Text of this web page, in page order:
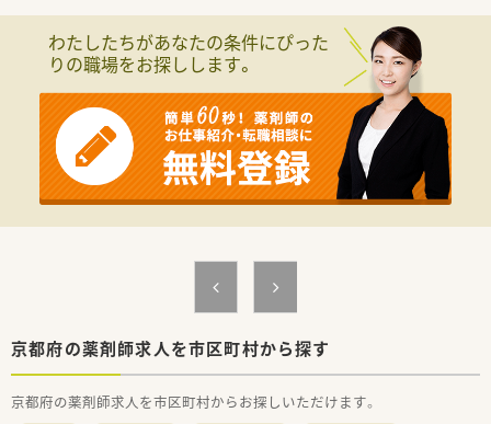
・施設在宅の対応もありスキルアップをお考えの方にもオススメ
です
わたしたちがあなたの条件にぴった
りの職場をお探しします。
京都府の薬剤師求人を市区町村から探す
京都府の薬剤師求人を市区町村からお探しいただけます。